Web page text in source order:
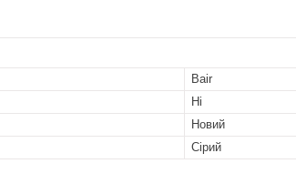
Bair
Ні
Новий
Сірий